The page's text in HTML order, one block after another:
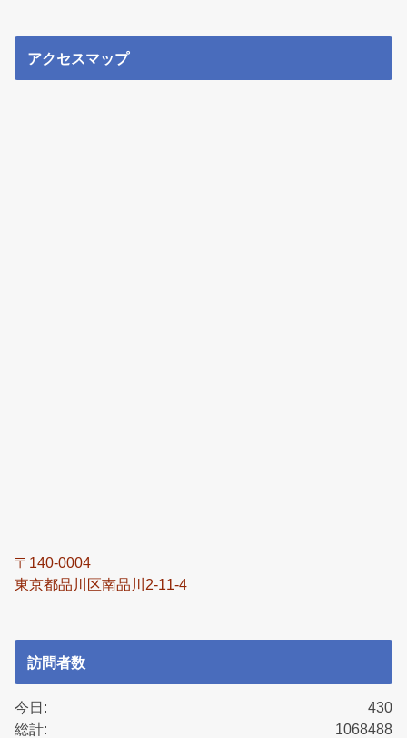
アクセスマップ
〒140-0004
東京都品川区南品川2-11-4
訪問者数
430
今日:
1068488
総計: